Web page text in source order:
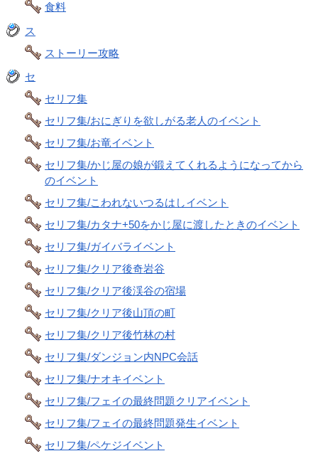
食料
ス
ストーリー攻略
セ
セリフ集
セリフ集/おにぎりを欲しがる老人のイベント
セリフ集/お竜イベント
セリフ集/かじ屋の娘が鍛えてくれるようになってから
のイベント
セリフ集/こわれないつるはしイベント
セリフ集/カタナ+50をかじ屋に渡したときのイベント
セリフ集/ガイバライベント
セリフ集/クリア後奇岩谷
セリフ集/クリア後渓谷の宿場
セリフ集/クリア後山頂の町
セリフ集/クリア後竹林の村
セリフ集/ダンジョン内NPC会話
セリフ集/ナオキイベント
セリフ集/フェイの最終問題クリアイベント
セリフ集/フェイの最終問題発生イベント
セリフ集/ペケジイベント